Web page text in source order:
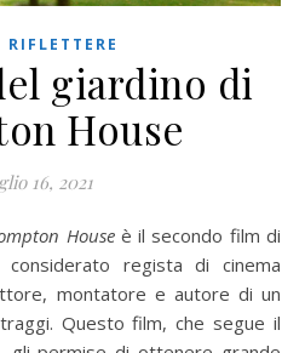
RIFLETTERE
giardino di
House
16, 2021
House è il secondo film di
regista di cinema
montatore e autore di un
Questo film, che segue il